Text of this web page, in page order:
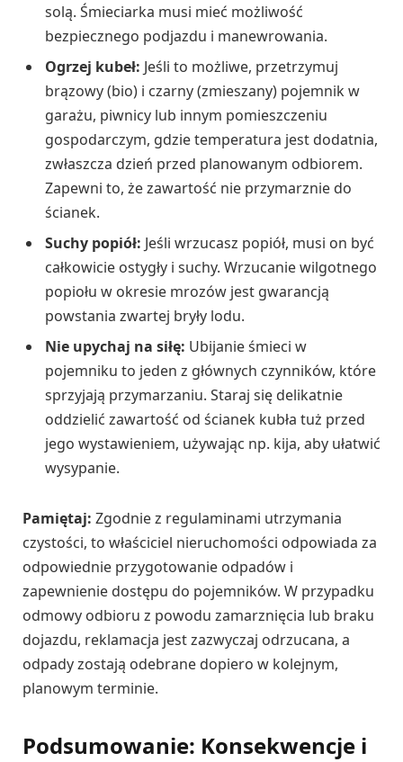
solą. Śmieciarka musi mieć możliwość
bezpiecznego podjazdu i manewrowania.
Ogrzej kubeł: Jeśli to możliwe, przetrzymuj
brązowy (bio) i czarny (zmieszany) pojemnik w
garażu, piwnicy lub innym pomieszczeniu
gospodarczym, gdzie temperatura jest dodatnia,
zwłaszcza dzień przed planowanym odbiorem.
Zapewni to, że zawartość nie przymarznie do
ścianek.
Suchy popiół: Jeśli wrzucasz popiół, musi on być
całkowicie ostygły i suchy. Wrzucanie wilgotnego
popiołu w okresie mrozów jest gwarancją
powstania zwartej bryły lodu.
Nie upychaj na siłę: Ubijanie śmieci w
pojemniku to jeden z głównych czynników, które
sprzyjają przymarzaniu. Staraj się delikatnie
oddzielić zawartość od ścianek kubła tuż przed
jego wystawieniem, używając np. kija, aby ułatwić
wysypanie.
Pamiętaj: Zgodnie z regulaminami utrzymania
czystości, to właściciel nieruchomości odpowiada za
odpowiednie przygotowanie odpadów i
zapewnienie dostępu do pojemników. W przypadku
odmowy odbioru z powodu zamarznięcia lub braku
dojazdu, reklamacja jest zazwyczaj odrzucana, a
odpady zostają odebrane dopiero w kolejnym,
planowym terminie.
Podsumowanie: Konsekwencje i